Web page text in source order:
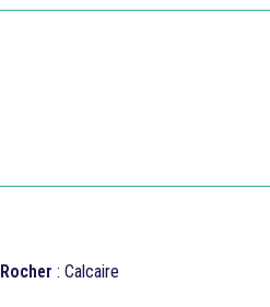
Rocher : Calcaire